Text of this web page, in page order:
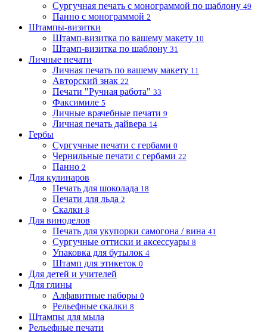
Сургучная печать с монограммой по шаблону 49
Панно с монограммой 2
Штампы-визитки
Штамп-визитка по вашему макету 10
Штамп-визитка по шаблону 31
Личные печати
Личная печать по вашему макету 11
Авторский знак 22
Печати "Ручная работа" 33
Факсимиле 5
Личные врачебные печати 9
Личная печать дайвера 14
Гербы
Сургучные печати с гербами 0
Чернильные печати с гербами 22
Панно 2
Для кулинаров
Печать для шоколада 18
Печати для льда 2
Скалки 8
Для виноделов
Печать для укупорки самогона / вина 41
Сургучные оттиски и аксессуары 8
Упаковка для бутылок 4
Штамп для этикеток 0
Для детей и учителей
Для глины
Алфавитные наборы 0
Рельефные скалки 8
Штампы для мыла
Рельефные печати